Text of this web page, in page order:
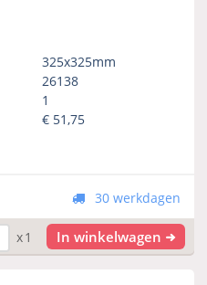
325x325mm
26138
1
€ 51,75
30 werkdagen
x1 In winkelwagen